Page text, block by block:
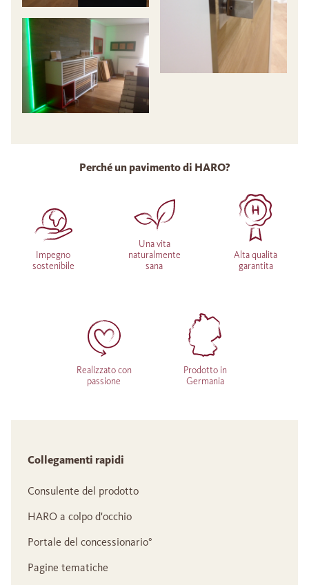
Perché un pavimento di HARO?
Impegno
sostenibile
Una vita
naturalmente
sana
Alta qualità
garantita
Realizzato con
passione
Prodotto in
Germania
Collegamenti rapidi
Consulente del prodotto
HARO a colpo d'occhio
Portale del concessionario°
Pagine tematiche